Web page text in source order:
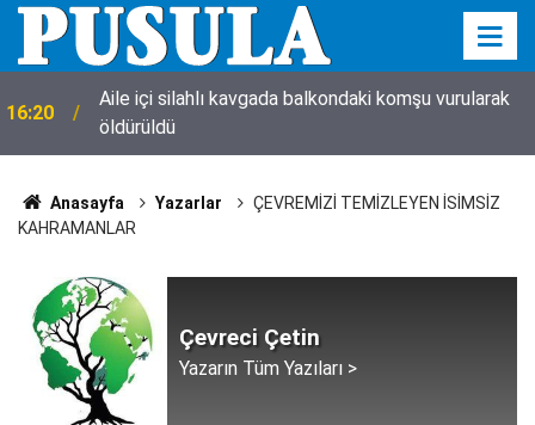
16:20
Aile içi silahlı kavgada balkondaki komşu vurularak
öldürüldü
Anasayfa Yazarlar
ÇEVREMİZİ TEMİZLEYEN İSİMSİZ
KAHRAMANLAR
Çevreci Çetin
Yazarın Tüm Yazıları >